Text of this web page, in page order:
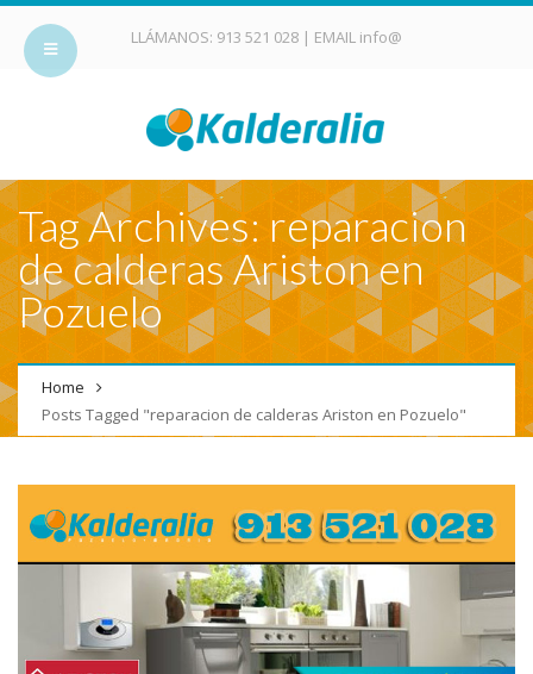
LLÁMANOS: 913 521 028 | EMAIL info@
Tag Archives: reparacion
de calderas Ariston en
Pozuelo
Home
Posts Tagged "reparacion de calderas Ariston en Pozuelo"